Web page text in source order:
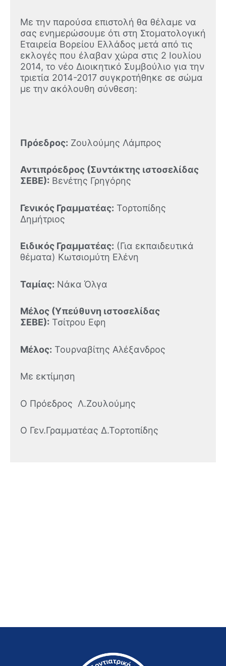
Με την παρούσα επιστολή θα θέλαμε να
σας ενημερώσουμε ότι στη Στοματολογική
Εταιρεία Βορείου Ελλάδος μετά από τις
εκλογές που έλαβαν χώρα στις 2 Ιουλίου
2014, το νέο Διοικητικό Συμβούλιο για την
τριετία 2014-2017 συγκροτήθηκε σε σώμα
με την ακόλουθη σύνθεση:
Πρόεδρος: Ζουλούμης Λάμπρος
Αντιπρόεδρος (Συντάκτης ιστοσελίδας
ΣΕΒΕ): Βενέτης Γρηγόρης
Γενικός Γραμματέας: Τορτοπίδης
Δημήτριος
Ειδικός Γραμματέας: (Για εκπαιδευτικά
θέματα) Κωτσιομύτη Ελένη
Ταμίας: Νάκα Όλγα
Μέλος (Υπεύθυνη ιστοσελίδας
ΣΕΒΕ): Τσίτρου Εφη
Μέλος: Τουρναβίτης Αλέξανδρος
Με εκτίμηση
Ο Πρόεδρος Λ.Ζουλούμης
Ο Γεν.Γραμματέας Δ.Τορτοπίδης